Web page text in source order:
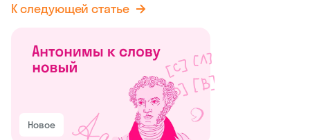
К следующей статье
Новое